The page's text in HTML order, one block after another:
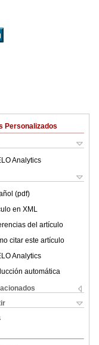
Personalizados
Analytics
(pdf)
en XML
del artículo
citar este artículo
Analytics
automática